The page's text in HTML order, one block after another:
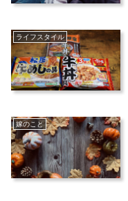
ライフスタイル
嫁のこと